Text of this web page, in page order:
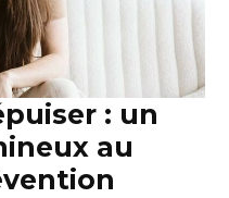
: un
au